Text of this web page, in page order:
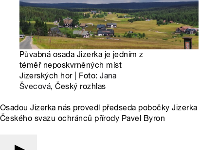
Půvabná osada Jizerka je jedním z
téměř neposkvrněných míst
Jizerských hor | Foto:Jana
Švecová, Český rozhlas
Osadou Jizerka nás provedl předseda pobočky Jizerka
Českého svazu ochránců přírody Pavel Byron